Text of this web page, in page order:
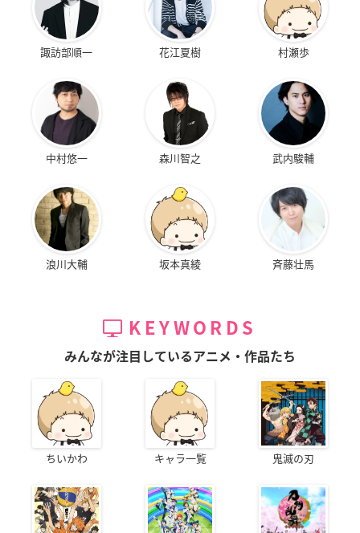
諏訪部順一 花江夏樹 村瀬歩
中村悠一 森川智之 武内駿輔
浪川大輔 坂本真綾 斉藤壮馬
KEYWORDS
みんなが注目しているアニメ・作品たち
ちいかわ キャラ一覧 鬼滅の刃